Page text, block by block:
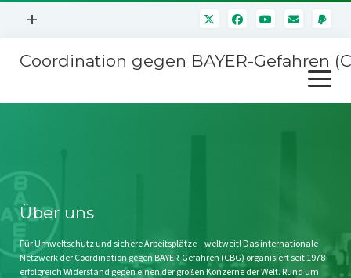
Menü
+
Mitmachen
Kontakt
Impressum
Störfälle
Coordination gegen BAYER-Gefahren
Menü
öffnen
Stichwort BAYER
Jahrestagung
SPENDEN
Über uns
Für Umweltschutz und sichere Arbeitsplätze – weltweit! Das internationale
Netzwerk der Coordination gegen BAYER-Gefahren (CBG) organisiert seit 1978
erfolgreich Widerstand gegen einen der großen Konzerne der Welt. Rund um